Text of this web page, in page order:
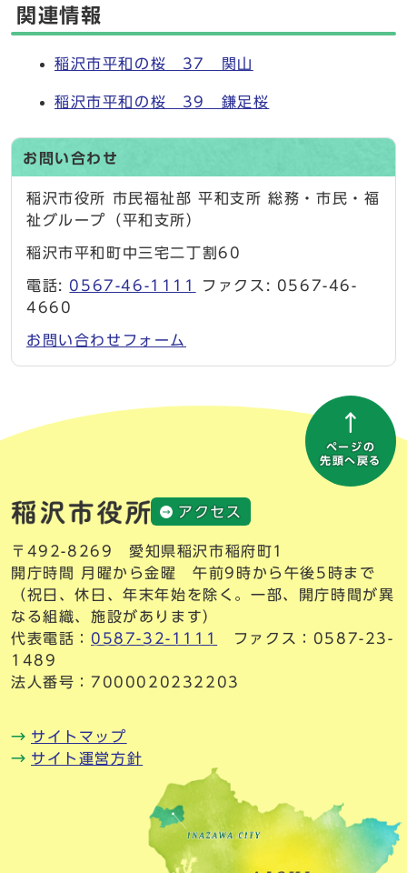
関連情報
稲沢市平和の桜 37 関山
稲沢市平和の桜 39 鎌足桜
お問い合わせ
稲沢市役所 市民福祉部 平和支所 総務・市民・福
祉グループ（平和支所）
稲沢市平和町中三宅二丁割60
電話: 0567-46-1111
ファクス: 0567-46-
4660
お問い合わせフォーム
ページの
先頭へ戻る
アクセス
〒492-8269 愛知県稲沢市稲府町1
開庁時間 月曜から金曜 午前9時から午後5時まで
（祝日、休日、年末年始を除く。一部、開庁時間が異
なる組織、施設があります）
代表電話： 0587-32-1111
ファクス：0587-23-
1489
法人番号：7000020232203
サイトマップ
サイト運営方針